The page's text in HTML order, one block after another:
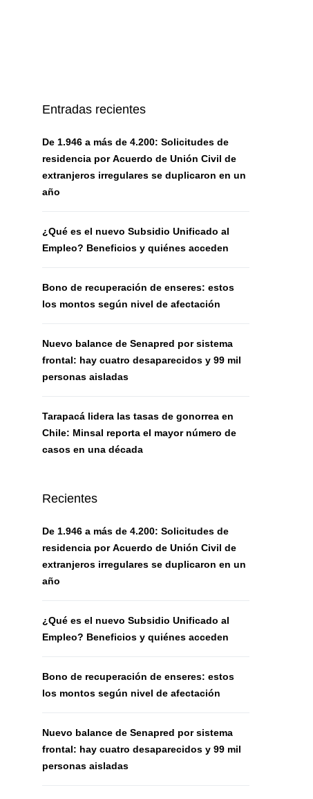
Entradas recientes
De 1.946 a más de 4.200: Solicitudes de
residencia por Acuerdo de Unión Civil de
extranjeros irregulares se duplicaron en un
año
¿Qué es el nuevo Subsidio Unificado al
Empleo? Beneficios y quiénes acceden
Bono de recuperación de enseres: estos
los montos según nivel de afectación
Nuevo balance de Senapred por sistema
frontal: hay cuatro desaparecidos y 99 mil
personas aisladas
Tarapacá lidera las tasas de gonorrea en
Chile: Minsal reporta el mayor número de
casos en una década
Recientes
De 1.946 a más de 4.200: Solicitudes de
residencia por Acuerdo de Unión Civil de
extranjeros irregulares se duplicaron en un
año
¿Qué es el nuevo Subsidio Unificado al
Empleo? Beneficios y quiénes acceden
Bono de recuperación de enseres: estos
los montos según nivel de afectación
Nuevo balance de Senapred por sistema
frontal: hay cuatro desaparecidos y 99 mil
personas aisladas